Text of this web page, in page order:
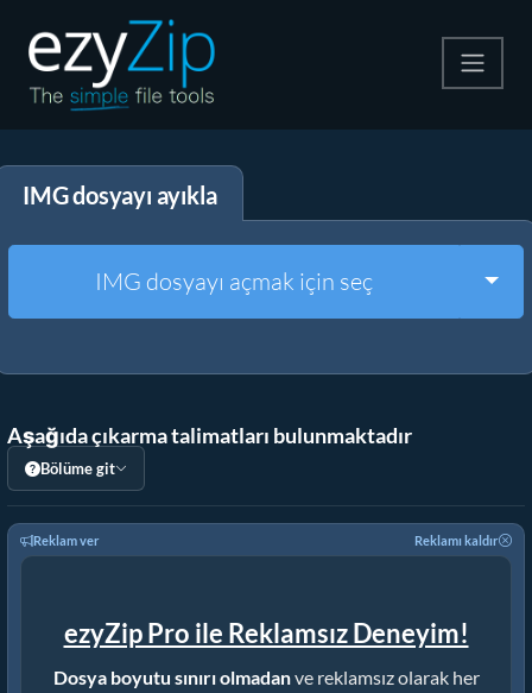
Çıkart
Diğer Araçlar
IMG dosyayı ayıkla
IMG dosyayı açmak için seç
Aşağıda çıkarma talimatları bulunmaktadır
Bölüme git
Reklam ver Reklamı kaldır
ezyZip Pro ile Reklamsız Deneyim!
Dosya boyutu sınırı olmadanve reklamsız olarak her